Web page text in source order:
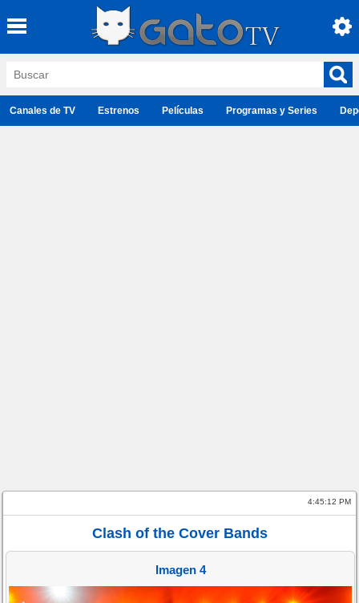
Canales de TV Estrenos Películas Programas y Series
4:45:12 PM
Clash of the Cover Bands
Imagen 4